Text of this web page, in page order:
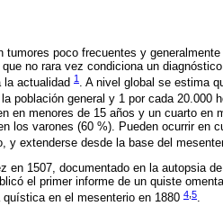
tumores poco frecuentes y
no rara vez condiciona un
la actualidad 1 . A nivel global se estima
población general y 1 por cada 20.000
en menores de 15 años y un cuarto en
los varones (60 %). Pueden ocurrir en
y extenderse desde la base del
en 1507, documentado en la autopsia
el primer informe de un quiste
en el mesenterio en 1880 4 5.